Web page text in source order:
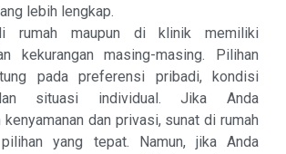
lebih lengkap.
rumah maupun di klinik memiliki
kekurangan masing-masing. Pilihan
pada preferensi pribadi, kondisi
situasi individual. Jika Anda
kenyamanan dan privasi, sunat di rumah
yang tepat. Namun, jika Anda